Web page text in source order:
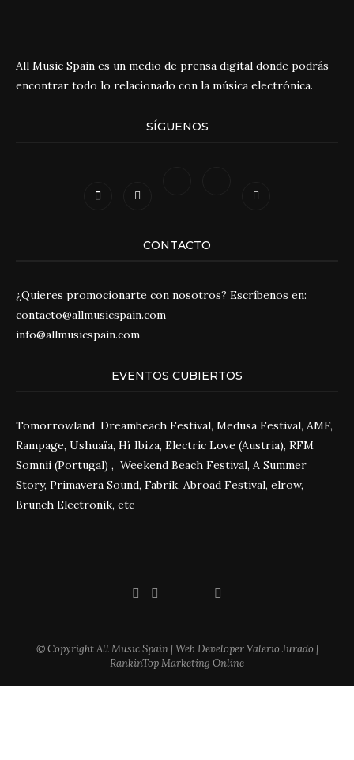
All Music Spain es un medio de prensa digital donde podrás
encontrar todo lo relacionado con la música electrónica.
SÍGUENOS
CONTACTO
¿Quieres promocionarte con nosotros? Escríbenos en:
contacto@allmusicspain.com
info@allmusicspain.com
EVENTOS CUBIERTOS
Tomorrowland, Dreambeach Festival, Medusa Festival, AMF,
Rampage, Ushuaïa, Hï Ibiza, Electric Love (Austria), RFM
Somnii (Portugal) , Weekend Beach Festival, A Summer
Story, Primavera Sound, Fabrik, Abroad Festival, elrow,
Brunch Electronik, etc
© Copyright All Music Spain | Web Developer Valerio Jurado |
RankinTop Marketing Online